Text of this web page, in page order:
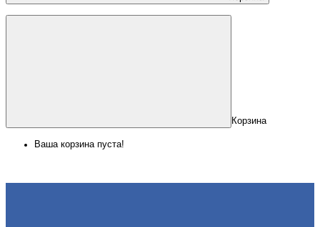
Корзина
Ваша корзина пуста!